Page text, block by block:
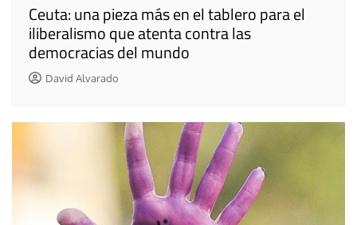
Ceuta: una pieza más en el tablero para el
iliberalismo que atenta contra las
democracias del mundo
David Alvarado